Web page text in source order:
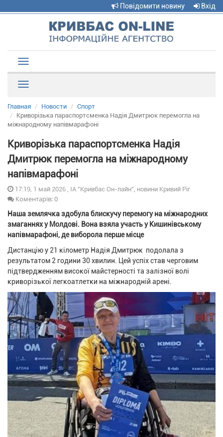
Повідомити новину Вхід
navigation
Главная Новости
Спорт
Криворізька параспортсменка Надія Дмитрюк перемогла на
міжнародному напівмарафоні
Криворізька параспортсменка Надія
Дмитрюк перемогла на міжнародному
напівмарафоні
17:19, 1 май 2026 , ІА "Кривбас Он-лайн", новини Кривий Ріг
Коментарів: 0
Наша землячка здобула блискучу перемогу на міжнародних
змаганнях у Молдові. Вона взяла участь у Кишинівському
напівмарафоні, де виборола перше місце
Дистанцію у 21 кілометр Надія Дмитрюк подолала з
результатом 2 години 30 хвилин. Цей успіх став черговим
підтвердженням високої майстерності та залізної волі
криворізької легкоатлетки на міжнародній арені.